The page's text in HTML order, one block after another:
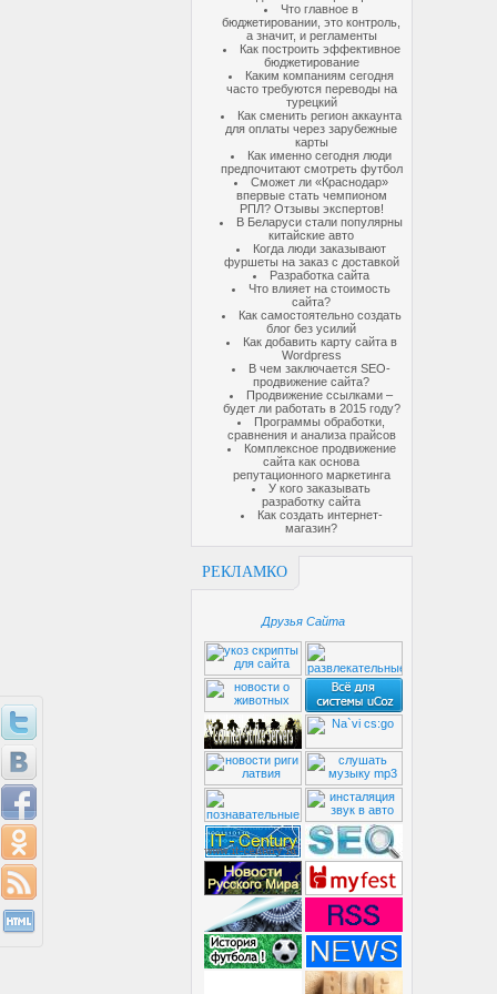
Что главное в
бюджетировании, это контроль,
а значит, и регламенты
Как построить эффективное
бюджетирование
Каким компаниям сегодня
часто требуются переводы на
турецкий
Как сменить регион аккаунта
для оплаты через зарубежные
карты
Как именно сегодня люди
предпочитают смотреть футбол
Сможет ли «Краснодар»
впервые стать чемпионом
РПЛ? Отзывы экспертов!
В Беларуси стали популярны
китайские авто
Когда люди заказывают
фуршеты на заказ с доставкой
Разработка сайта
Что влияет на стоимость
сайта?
Как самостоятельно создать
блог без усилий
Как добавить карту сайта в
Wordpress
В чем заключается SEO-
продвижение сайта?
Продвижение ссылками –
будет ли работать в 2015 году?
Программы обработки,
сравнения и анализа прайсов
Комплексное продвижение
сайта как основа
репутационного маркетинга
У кого заказывать
разработку сайта
Как создать интернет-
магазин?
РЕКЛАМКО
Друзья Сайта